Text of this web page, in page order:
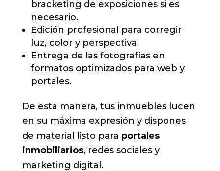
bracketing de exposiciones si es
necesario.
Edición profesional para corregir
luz, color y perspectiva.
Entrega de las fotografías en
formatos optimizados para web y
portales.
De esta manera, tus inmuebles lucen
en su máxima expresión y dispones
de material listo para portales
inmobiliarios, redes sociales y
marketing digital.